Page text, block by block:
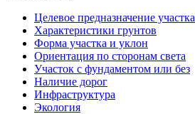
Целевое предназначение участка
Характеристики грунтов
Форма участка и уклон
Ориентация по сторонам света
Участок с фундаментом или без
Наличие дорог
Инфраструктура
Экология